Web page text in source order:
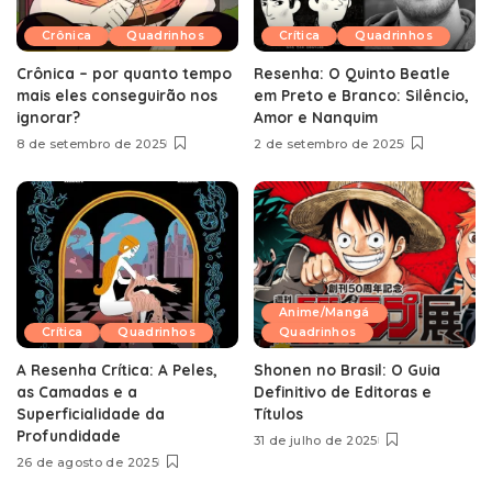
Crônica Quadrinhos
Crônica – por quanto tempo
mais eles conseguirão nos
ignorar?
8 de setembro de 2025
Crítica Quadrinhos
Resenha: O Quinto Beatle
em Preto e Branco: Silêncio,
Amor e Nanquim
2 de setembro de 2025
Crítica Quadrinhos
A Resenha Crítica: A Peles,
as Camadas e a
Superficialidade da
Profundidade
26 de agosto de 2025
Anime/Mangá
Quadrinhos
Shonen no Brasil: O Guia
Definitivo de Editoras e
Títulos
31 de julho de 2025